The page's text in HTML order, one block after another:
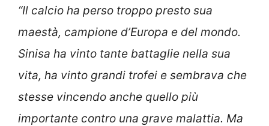
“Il calcio ha perso troppo presto sua
maestà, campione d’Europa e del mondo.
Sinisa ha vinto tante battaglie nella sua
vita, ha vinto grandi trofei e sembrava che
stesse vincendo anche quello più
importante contro una grave malattia. Ma